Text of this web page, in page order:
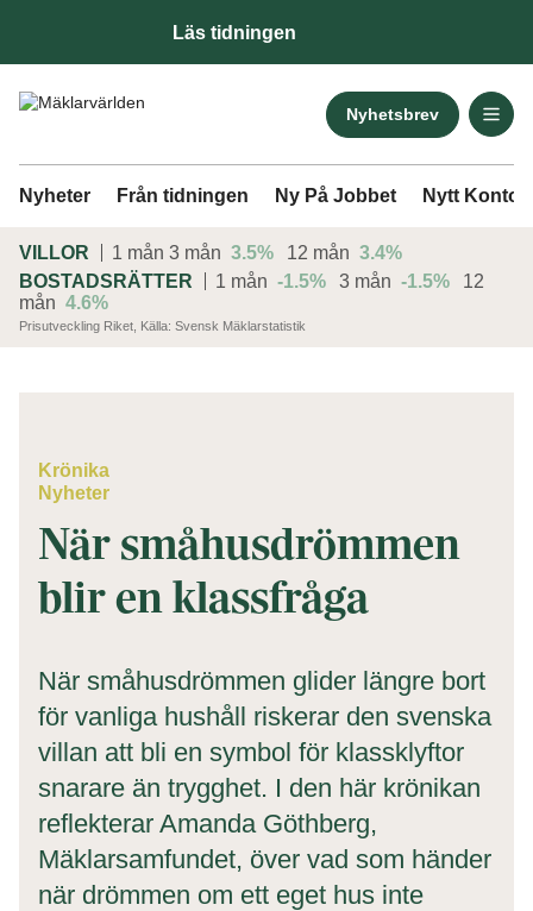
Läs tidningen
Nyhetsbrev
Nyheter Från tidningen Ny På Jobbet Nytt Kontor
VILLOR 1 mån 3 mån 3.5% 12 mån 3.4%
BOSTADSRÄTTER
1 mån -1.5% 3 mån -1.5%
12
mån 4.6%
Prisutveckling Riket, Källa: Svensk Mäklarstatistik
ANNONS
Krönika
Nyheter
När småhusdrömmen
blir en klassfråga
När småhusdrömmen glider längre bort
för vanliga hushåll riskerar den svenska
villan att bli en symbol för klassklyftor
snarare än trygghet. I den här krönikan
reflekterar Amanda Göthberg,
Mäklarsamfundet, över vad som händer
när drömmen om ett eget hus inte